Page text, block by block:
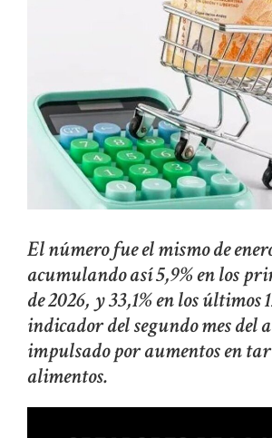
El número fue el mismo de
acumulando así 5,9% en los
de 2026, y 33,1% en los últimos
indicador del segundo mes del
impulsado por aumentos en
alimentos.